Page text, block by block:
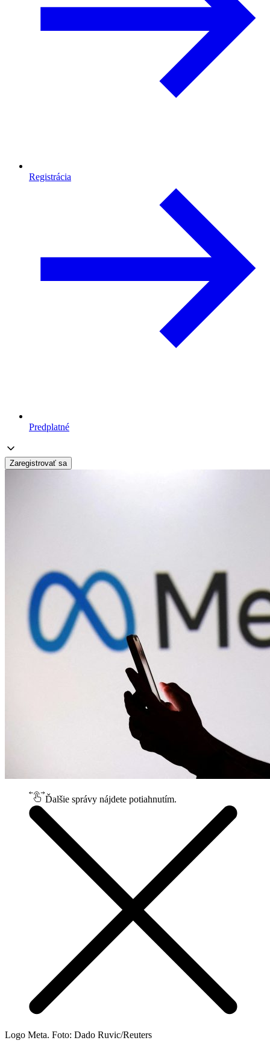
Registrácia
Predplatné
Zaregistrovať sa
Ďalšie správy nájdete potiahnutím.
Logo Meta. Foto: Dado Ruvic/Reuters